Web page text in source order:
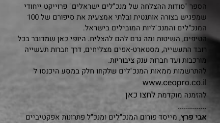
הספר "סודות ההצלחה של מנכ"לים ישראלים" פרוייקט ייחודי
שמפגיש בצורה אותנטית ובלתי אמצעית את סיפורם של 100
המנכ"לים והמנכ"ליות המובילים בישראל.
הטיפים, השיטות ומה גרם להם להצליח. היופי כאן שמדובר בכל
רובד התעשייה, מסטארט-אפים מצליחים, דרך חברות תעשייה
מורכבות ועד חברות ענק ציבוריות.
להתרשמות ממאות המנכ"לים שלקחו חלק במסע היכנסו ל
www.ceopro.co.il
להזמנה מוקדמת לחצו כאן
...............
אבי פרץ, מייסד פורום המנכ"לים ומנכ"ל פתרונות אפקטיביים